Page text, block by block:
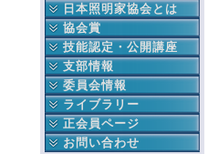
日本照明家協会とは
協会の成立ち
協会の事業
年間行事予定
役員紹介
組織図
賛助会員連名
ディスクロージャー
協会賞
日本照明家協会賞
舞台部門
テレビ部門
過去の協会賞受賞者
協会賞データベース検索
技能認定・公開講座
中央講座
地域講座
支部情報
北海道支部
東北支部
東京支部
中部支部
委員会情報
公益委員会
財務委員会
技能認定委員会
ライブラリー
協会誌
協会出版物
正会員ページ
正会員へのお知らせ
お問い合わせ